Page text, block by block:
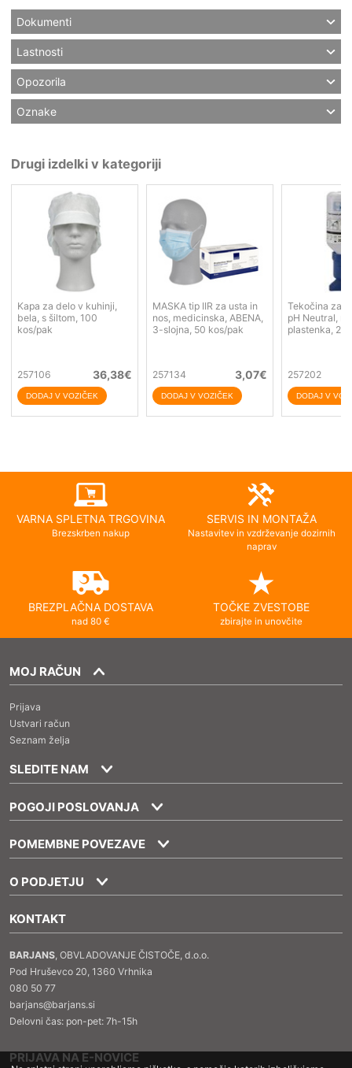
Dokumenti
Lastnosti
Opozorila
Oznake
Drugi izdelki v kategoriji
Kapa za delo v kuhinji,
bela, s šiltom, 100
kos/pak
257106 36,38€
MASKA tip IIR za usta in
nos, medicinska, ABENA,
3-slojna, 50 kos/pak
257134 3,07€
Tekočina za
pH Neutral,
plastenka,
257202
VARNA SPLETNA TRGOVINA
Brezskrben nakup
SERVIS IN MONTAŽA
Nastavitev in vzdrževanje dozirnih
naprav
BREZPLAČNA DOSTAVA
nad 80 €
TOČKE ZVESTOBE
zbirajte in unovčite
MOJ RAČUN
Prijava
Ustvari račun
Seznam želja
SLEDITE NAM
POGOJI POSLOVANJA
POMEMBNE POVEZAVE
O PODJETJU
KONTAKT
BARJANS , OBVLADOVANJE ČISTOČE, d.o.o.
Pod Hruševco 20, 1360 Vrhnika
080 50 77
barjans@barjans.si
Delovni čas: pon-pet: 7h-15h
PRIJAVA NA E-NOVICE